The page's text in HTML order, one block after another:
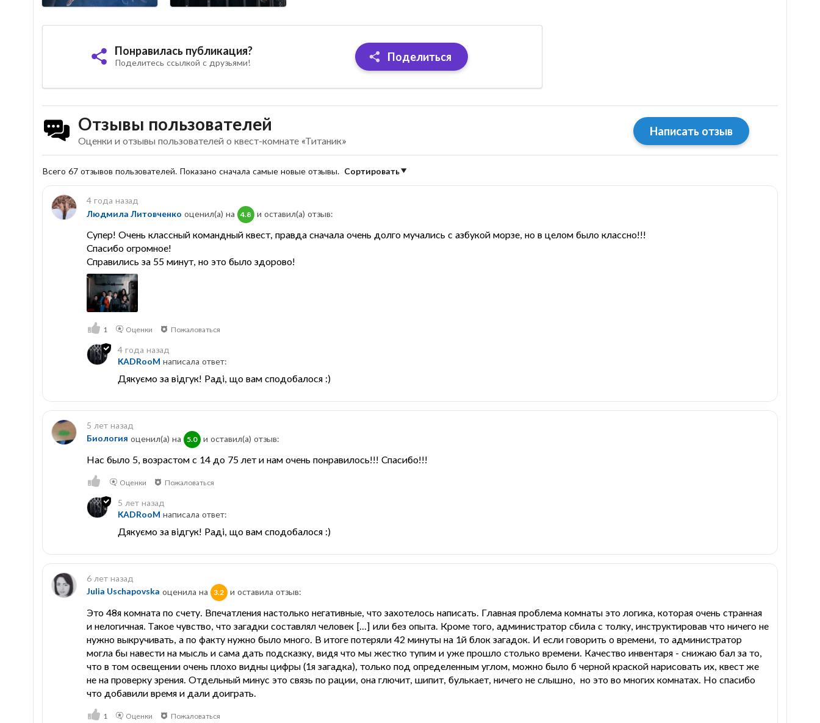
Понравилась публикация?
Поделитесь ссылкой с друзьями! Поделиться
Отзывы пользователей
Оценки и отзывы пользователей о квест-комнате «Титаник»
Написать отзыв
Всего 67 отзывов пользователей. Показано сначала самые новые отзывы. Сортировать
4 года назад
Людмила Литовченко оценил(а) на 4.8 и оставил(a) отзыв:
Супер! Очень классный командный квест, правда сначала очень долго мучались с азбукой морзе, но в целом было классно!!!
Спасибо огромное!
Справились за 55 минут, но это было здорово!
1 Оценки Пожаловаться
4 года назад
KADRooM написала ответ:
Дякуємо за відгук! Раді, що вам сподобалося :)
5 лет назад
Биология оценил(а) на 5.0 и оставил(a) отзыв:
Нас было 5, возрастом с 14 до 75 лет и нам очень понравилось!!! Спасибо!!!
Оценки Пожаловаться
5 лет назад
KADRooM написала ответ:
Дякуємо за відгук! Раді, що вам сподобалося :)
6 лет назад
Julia Uschapovska оценила на 3.2 и оставила отзыв:
Это 48я комната по счету. Впечатления настолько негативные, что захотелось написать. Главная проблема комнаты это логика, которая очень странная
и нелогичная. Такое чувство, что загадки составлял человек [...] или без опыта. Кроме того, администратор сбила с толку, инструктировав что ничего не
нужно выкручивать, а по факту нужно было много. В итоге потеряли 42 минуты на 1й блок загадок. И если говорить о времени, то администратор
могла бы навести на мысль и сама дать подсказку, видя что мы жестко тупим и уже прошло столько времени. Качество инвентаря - снижаю бал за то,
что в том освещении очень плохо видны цифры (1я загадка), только под определенным углом, можно было б черной краской нарисовать их, квест же
не на проверку зрения. Отдельный минус это связь по рации, она глючит, шипит, булькает, ничего не слышно, но это во многих комнатах. Но спасибо
что добавили время и дали доиграть.
1 Оценки Пожаловаться